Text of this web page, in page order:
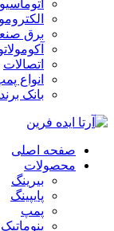
برق
اتصالات
انواع
بانک
صفحه اصلی
محصولات
بیرینگ
پایپینگ
پمپ
پنوماتیک